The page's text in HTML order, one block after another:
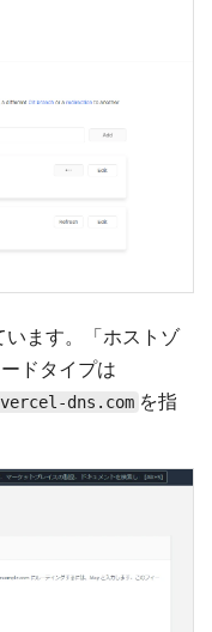
ます。「ホストゾ
ドタイプは
dns.com を指